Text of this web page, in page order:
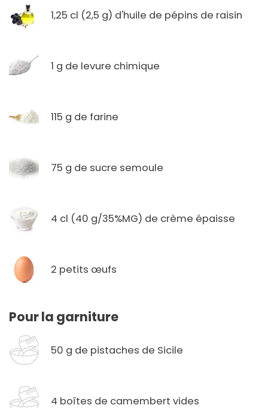
1,25 cl (2,5 g) d'huile de pépins de raisin
1 g de levure chimique
115 g de farine
75 g de sucre semoule
4 cl (40 g/35%MG) de crème épaisse
2 petits œufs
Pour la garniture
50 g de pistaches de Sicile
4 boîtes de camembert vides